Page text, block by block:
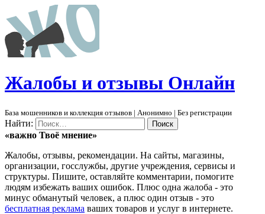
Жалобы и отзывы Онлайн
База мошенников и коллекция отзывов | Анонимно | Без регистрации
Найти:
«важно Твоё мнение»
Жалобы, отзывы, рекомендации. На сайты, магазины,
организации, госслужбы, другие учреждения, сервисы и
структуры. Пишите, оставляйте комментарии, помогите
людям избежать ваших ошибок. Плюс одна жалоба - это
минус обманутый человек, а плюс один отзыв - это
бесплатная реклама ваших товаров и услуг в интернете.